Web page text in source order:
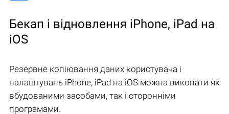
Бекап і відновлення iPhone, iPad на
iOS
Резервне копіювання даних користувача і
налаштувань iPhone, iPad на iOS можна виконати як
вбудованими засобами, так і сторонніми
програмами.